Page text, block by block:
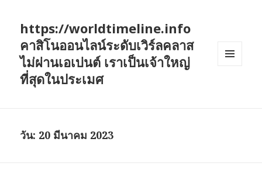
https://worldtimeline.info
คาสิโนออนไลน์ระดับเวิร์ลคลาส
ไม่ผ่านเอเบ่นต์ เราเป็นเจ้าใหญ่
ที่สุดในประเมศ
วัน: 20 มีนาคม 2023